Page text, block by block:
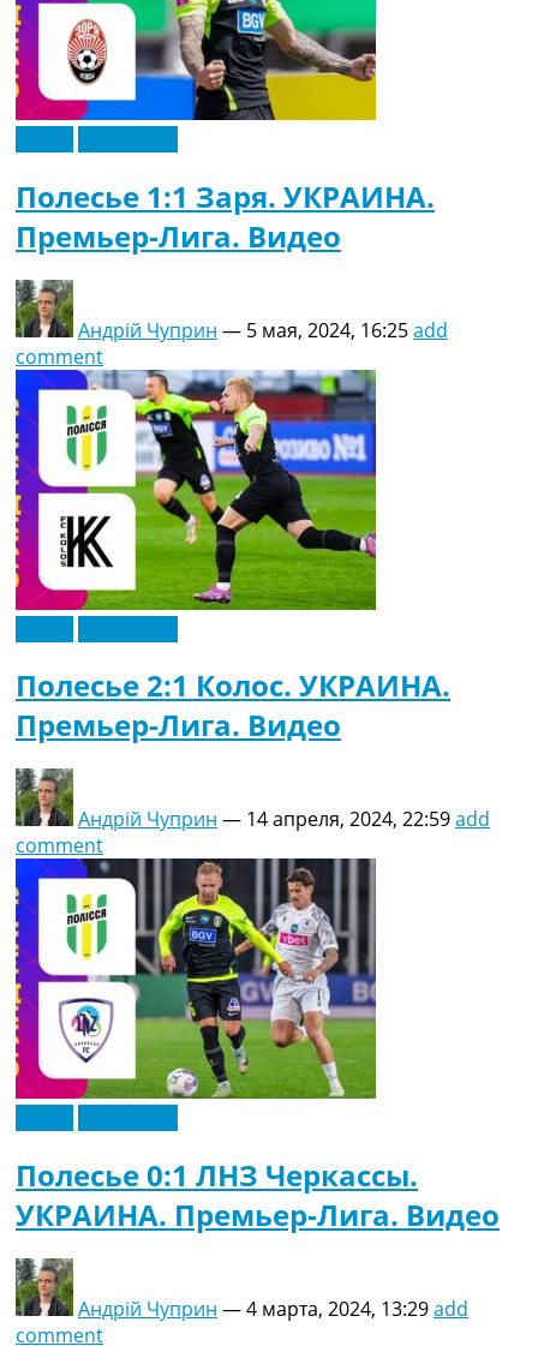
Полесье 1:1 Заря. УКРАИНА.
Премьер-Лига. Видео
Андрій Чуприн — 5 мая, 2024, 16:25add
comment
Полесье 2:1 Колос. УКРАИНА.
Премьер-Лига. Видео
Андрій Чуприн — 14 апреля, 2024, 22:59add
comment
Полесье 0:1 ЛНЗ Черкассы.
УКРАИНА. Премьер-Лига. Видео
Андрій Чуприн —4 марта, 2024, 13:29add
comment